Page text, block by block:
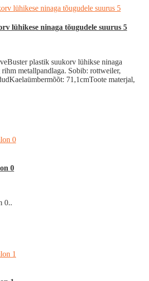
lühikese ninaga tõugudele suurus 5
plastik suukorv lühikse ninaga
rihm metallpandlaga. Sobib: rottweiler,
71,1cmToote materjal,
0
0..